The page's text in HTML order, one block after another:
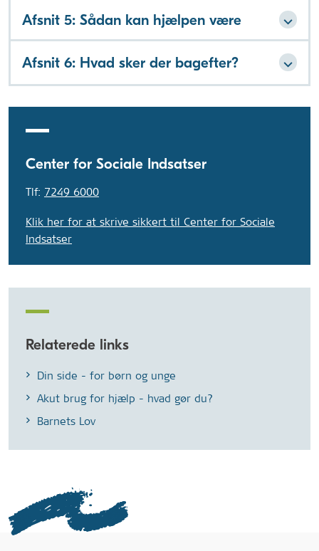
Afsnit 5: Sådan kan hjælpen være
Afsnit 6: Hvad sker der bagefter?
Center for Sociale Indsatser
Tlf: 7249 6000
Klik her for at skrive sikkert til Center for Sociale
Indsatser
Relaterede links
Din side - for børn og unge
Akut brug for hjælp - hvad gør du?
Barnets Lov